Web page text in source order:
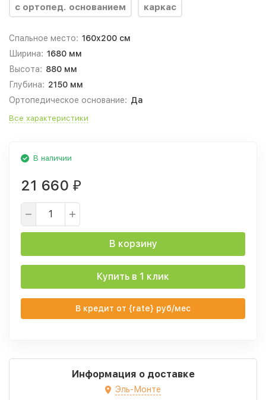
с ортопед. основанием каркас
Спальное место: 160x200 см
Ширина: 1680 мм
Высота: 880 мм
Глубина: 2150 мм
Ортопедическое основание: Да
Все характеристики
В наличии
21 660 ₽
В корзину
Купить в 1 клик
В кредит от {rate} руб/мес
Информация о доставке
Эль-Монте